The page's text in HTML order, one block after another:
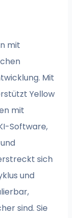
mit
Mit
Yellow
mit
Software,
sich
und
sind. Sie